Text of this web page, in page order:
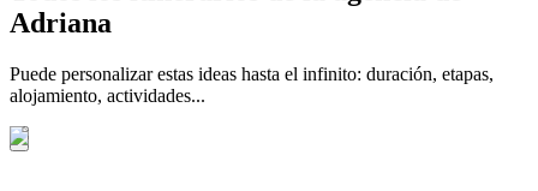
Adriana
Puede personalizar estas ideas hasta el infinito: duración, etapas,
alojamiento, actividades...